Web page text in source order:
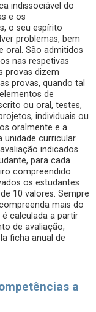
indissociável do
e os
o seu espírito
problemas, bem
oral. São admitidos
nas respetivas
provas dizem
provas, quando tal
de
ou oral, testes,
individuais ou
oralmente e a
unidade curricular
indicados
para cada
compreendido
os estudantes
10 valores. Sempre
mais do
calculada a partir
de avaliação,
ficha anual de
a